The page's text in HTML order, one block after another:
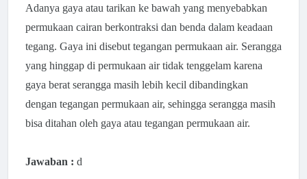
Adanya gaya atau tarikan ke bawah yang menyebabkan
permukaan cairan berkontraksi dan benda dalam keadaan
tegang. Gaya ini disebut tegangan permukaan air. Serangga
yang hinggap di permukaan air tidak tenggelam karena
gaya berat serangga masih lebih kecil dibandingkan
dengan tegangan permukaan air, sehingga serangga masih
bisa ditahan oleh gaya atau tegangan permukaan air.
Jawaban : d